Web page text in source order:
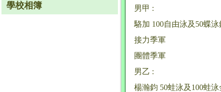
學校相簿
男甲 :
駱加 100自由泳及50蝶泳
接力季軍
團體季軍
男乙 :
楊瀚鈞 50蛙泳及100蛙泳